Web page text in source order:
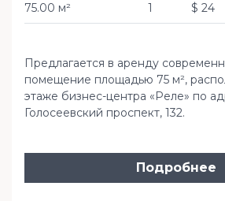
75.00 м² 1 $ 24
Предлагается в аренду
помещение площадью 75 м²,
этаже бизнес-центра «Реле» по
Голосеевский проспект, 132.
Подробнее